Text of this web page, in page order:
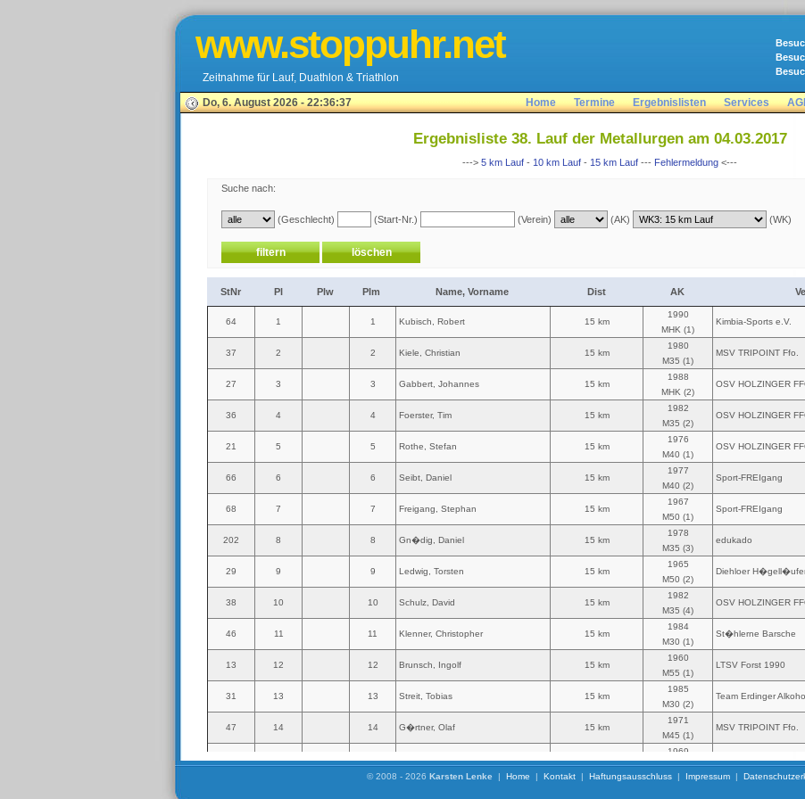
www.stoppuhr.net
Zeitnahme für Lauf, Duathlon & Triathlon
Do, 6. August 2026 - 22:36:37 Home Termine Ergebnislisten Services
Ergebnisliste 38. Lauf der Metallurgen am 04.03.2017
---> 5 km Lauf - 10 km Lauf - 15 km Lauf --- Fehlermeldung <---
Suche nach:
(Geschlecht) (Start-Nr.) (Verein) (AK) (WK)
StNr Pl Plw Plm Name, Vorname Dist AK
© 2008 - 2026 Karsten Lenke | Home | Kontakt| Haftungsausschluss| Impressum|